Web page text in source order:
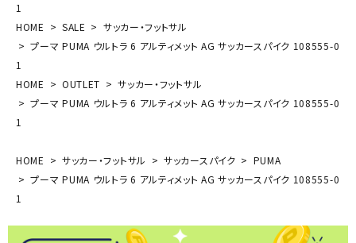
1
HOME
SALE
サッカー・フットサル
プーマ PUMA ウルトラ 6 アルティメット AG サッカースパイク 108555-0
1
HOME
OUTLET
サッカー・フットサル
プーマ PUMA ウルトラ 6 アルティメット AG サッカースパイク 108555-0
1
HOME サッカー・フットサル サッカースパイク
PUMA
プーマ PUMA ウルトラ 6 アルティメット AG サッカースパイク 108555-0
1